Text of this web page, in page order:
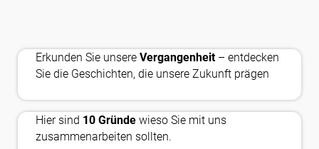
history_edu
Erkunden Sie unsere Vergangenheit– entdecken
Sie die Geschichten, die unsere Zukunft prägen
handshake
Hier sind 10 Gründewieso Sie mit uns
zusammenarbeiten sollten.